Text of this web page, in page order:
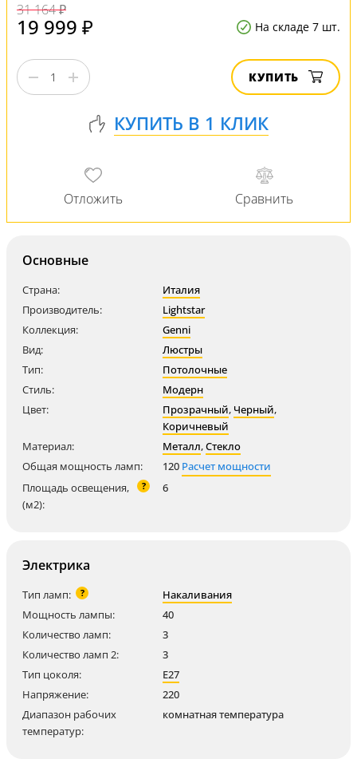
31 164 ₽
19 999 ₽ На складе 7 шт.
КУПИТЬ
Основные
Страна:
Италия
Производитель:
Lightstar
Коллекция:
Genni
Вид:
Люстры
Тип:
Потолочные
Стиль:
Модерн
Цвет:
Прозрачный, Черный,
Коричневый
Материал:
Металл,Стекло
Общая мощность ламп:
120 Расчет мощности
Площадь освещения,
(м2):
? 6
Электрика
Тип ламп: ?
Накаливания
Мощность лампы:
40
Количество ламп:
3
Количество ламп 2:
3
Тип цоколя:
E27
Напряжение:
220
Диапазон рабочих
температур:
комнатная температура